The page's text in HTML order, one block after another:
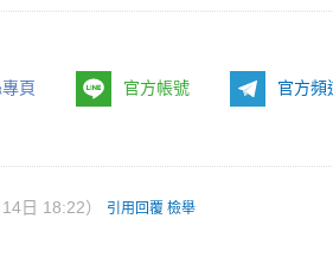
頁 官方帳號 官方頻
日 18:22） 引用回覆 檢舉